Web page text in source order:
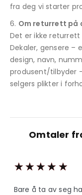
fra deg vi starter
Om returrett på
Det er ikke returrett
Dekaler, gensere –
design, navn,
produsent/tilbyder
selgers plikter i
Omtaler
★ ★ ★ ★ ★
Bare å ta av seg